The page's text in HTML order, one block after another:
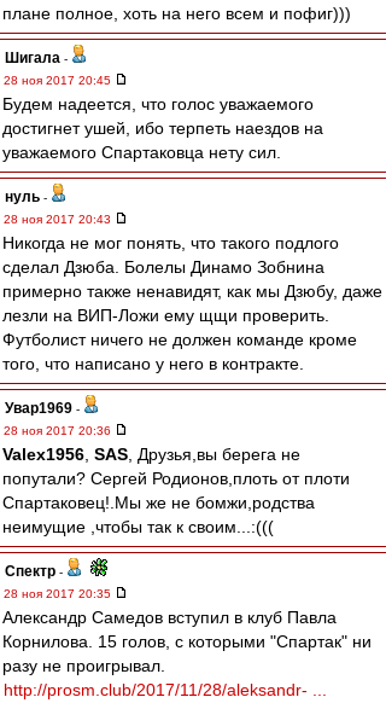
плане полное, хоть на него всем и пофиг)))
Шигала -
28 ноя 2017 20:45
Будем надеется, что голос уважаемого
достигнет ушей, ибо терпеть наездов на
уважаемого Спартаковца нету сил.
нуль -
28 ноя 2017 20:43
Никогда не мог понять, что такого подлого
сделал Дзюба. Болелы Динамо Зобнина
примерно также ненавидят, как мы Дзюбу, даже
лезли на ВИП-Ложи ему щщи проверить.
Футболист ничего не должен команде кроме
того, что написано у него в контракте.
Увар1969 -
28 ноя 2017 20:36
Valex1956 SAS , Друзья,вы берега не
попутали? Сергей Родионов,плоть от плоти
Спартаковец!.Мы же не бомжи,родства
неимущие ,чтобы так к своим...:(((
Спектр -
28 ноя 2017 20:35
Александр Самедов вступил в клуб Павла
Корнилова. 15 голов, с которыми "Спартак" ни
разу не проигрывал.
http://prosm.club/2017/11/28/aleksandr- ...